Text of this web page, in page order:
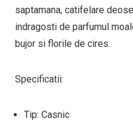
saptamana, catifelare
indragosti de parfumul
bujor si florile de cires.
Specificatii:
Tip: Casnic